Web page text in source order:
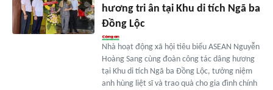
hương tri ân tại Khu di tích Ngã ba
Đồng Lộc
Nhà hoạt động xã hội tiêu biểu ASEAN Nguyễn
Hoàng Sang cùng đoàn công tác dâng hương
tại Khu di tích Ngã ba Đồng Lộc, tưởng niệm
anh hùng liệt sĩ và trao quà cho gia đình chính